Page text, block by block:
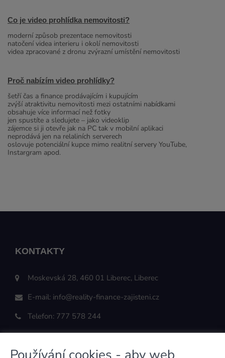
Co je video prohlídka nemovitosti?
moderní způsob prezentace nemovitosti
natočení videa interieru i okolí nemovitosti
videa zpracované z dronu zvýrazní umístění nemovitosti
Proč nabízím video prohlídky?
šetří čas a finance prodávajícím i kupujícím
zvýší atraktivitu nemovitosti mezi ostatními nabídkami
obsahuje více informací než fotky
jen spustíte a sledujete – jako videoklip
zájemce si ji otevře jak na PC tak v mobilní aplikaci
neprodává jen na relaliních serverech
oslovuje potenciální kupce mimo realitní servery YouTube,
Instargram apod.
KONTAKTY
Moskevská 28, 460 01 Liberec, Liberec
E-mail: info@reality-finance-zajisteni.cz
Telefon: 777 578 244